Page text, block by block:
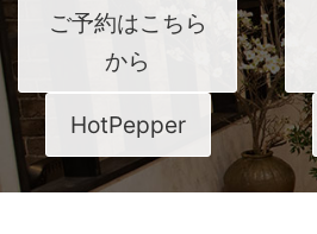
ご予約はこちら
から
HotPepper